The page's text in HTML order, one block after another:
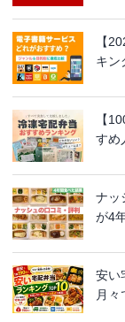
【
キン
【
すめ
ナッ
が4
安い
月々